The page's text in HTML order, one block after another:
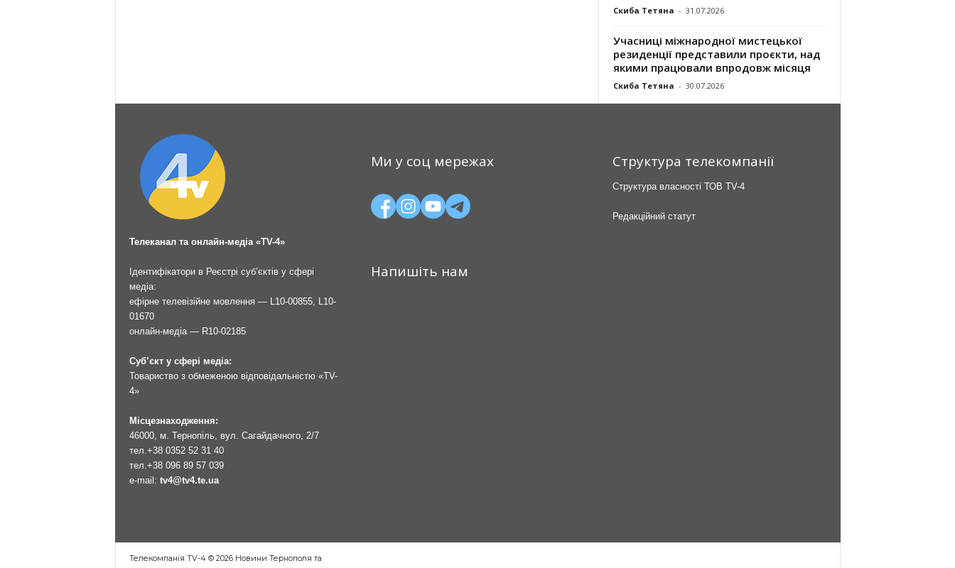
Скиба Тетяна - 31.07.2026
Учасниці міжнародної мистецької
резиденції представили проєкти, над
якими працювали впродовж місяця
Скиба Тетяна - 30.07.2026
Телеканал та онлайн-медіа «TV-4»
Ідентифікатори в Реєстрі суб’єктів у сфері
медіа:
ефірне телевізійне мовлення — L10-00855, L10-
01670
онлайн-медіа — R10-02185
Суб’єкт у сфері медіа:
Товариство з обмеженою відповідальністю «TV-
4»
Місцезнаходження:
46000, м. Тернопіль, вул. Сагайдачного, 2/7
тел. +38 0352 52 31 40
тел. +38 096 89 57 039
e-mail: tv4@tv4.te.ua
Ми у соц мережах
Напишіть нам
Структура телекомпанії
Структура власності ТОВ TV-4
Редакційний статут
Телекомпанія TV-4 © 2026 Новини Тернополя та